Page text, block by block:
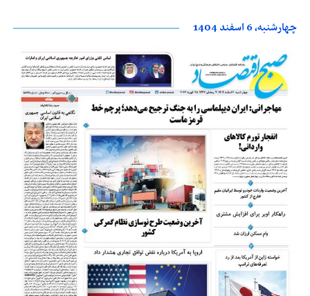
چهارشنبه، 6 اسفند 1404